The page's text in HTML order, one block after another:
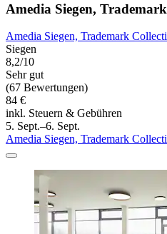
Amedia Siegen,
Amedia Siegen, Trademark
Siegen
8,2/10
Sehr gut
(67 Bewertungen)
84 €
inkl. Steuern & Gebühren
5. Sept.–6. Sept.
Amedia Siegen, Trademark